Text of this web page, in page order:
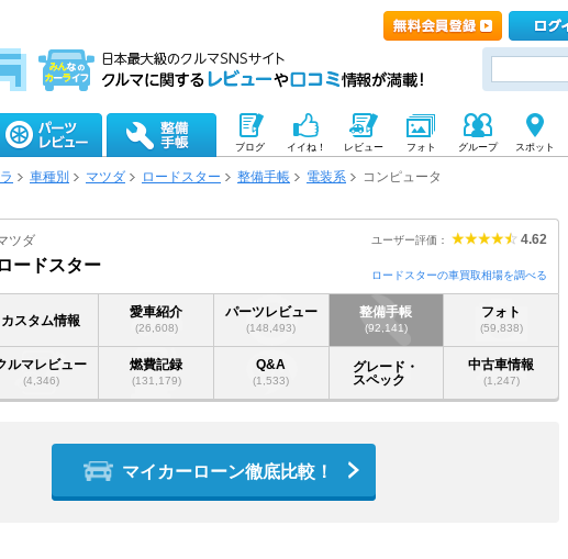
ブログ イイね！ レビュー フォト グループ スポット
車種別 マツダ ロードスター 整備手帳 電装系 コンピュータ
ユーザー評価： 4.62
ツダ
ロードスター
ロードスターの車買取相場を調べる
カスタム情報
愛車紹介
(26,608)
パーツレビュー
(148,493)
整備手帳
(92,141)
フォト
(59,838)
ルマレビュー
(4,346)
燃費記録
(131,179)
Q&A
(1,533)
グレード・
スペック
中古車情報
(1,247)
マイカーローン徹底比較！